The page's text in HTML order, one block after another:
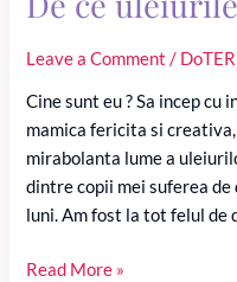
Leave a Comment /
Cine sunt eu ? Sa incep cu
mamica fericita si
mirabolanta lume a
dintre copii mei suferea
luni. Am fost la tot felul de
De
Read More »